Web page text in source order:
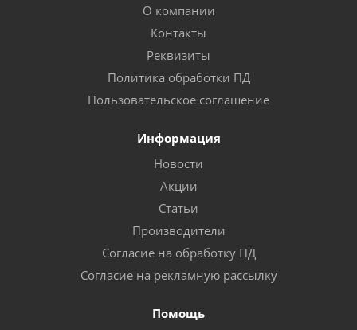
О компании
Контакты
Реквизиты
Политика обработки ПД
Пользовательское соглашение
Информация
Новости
Акции
Статьи
Производители
Согласие на обработку ПД
Согласие на рекламную рассылку
Помощь